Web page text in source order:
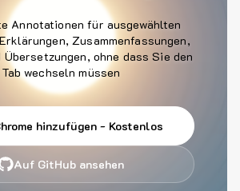
Annotationen für ausgewählten
Zusammenfassungen,
Übersetzungen, ohne dass Sie den
Tab wechseln müssen
hinzufügen - Kostenlos
Auf GitHub ansehen